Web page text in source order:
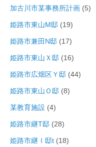
加古川市某事務所計画 (5)
姫路市東山M邸 (19)
姫路市兼田N邸 (17)
姫路市東山Ｘ邸 (16)
姫路市広畑区Ｙ邸 (44)
姫路市東山Ｏ邸 (8)
某教育施設 (4)
姫路市継T邸 (28)
姫路市継Ⅰ邸t (18)